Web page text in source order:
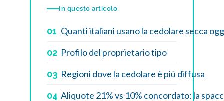
In questo articolo
01 Quanti italiani usano la cedolare secca
02 Profilo del proprietario tipo
03 Regioni dove la cedolare è più diffusa
04 Aliquote 21% vs 10% concordato: la